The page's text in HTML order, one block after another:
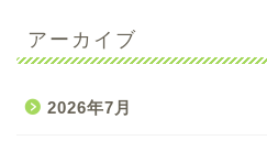
アーカイブ
2026年7月